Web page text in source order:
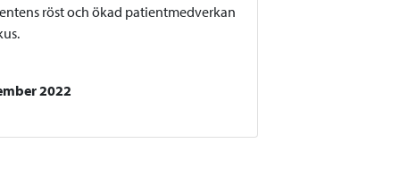
röst och ökad patientmedverkan
2022